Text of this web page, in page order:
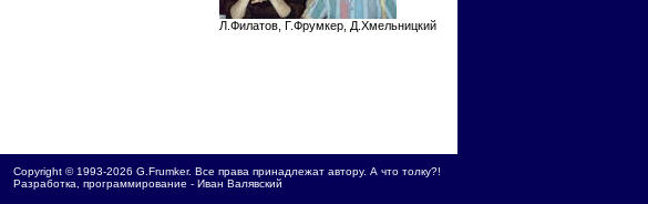
Л.Филатов, Г.Фрумкер, Д.Хмельницкий
Copyright © 1993-2026 G.Frumker. Все права принадлежат автору. А что толку?!
Разработка, программирование - Иван Валявский